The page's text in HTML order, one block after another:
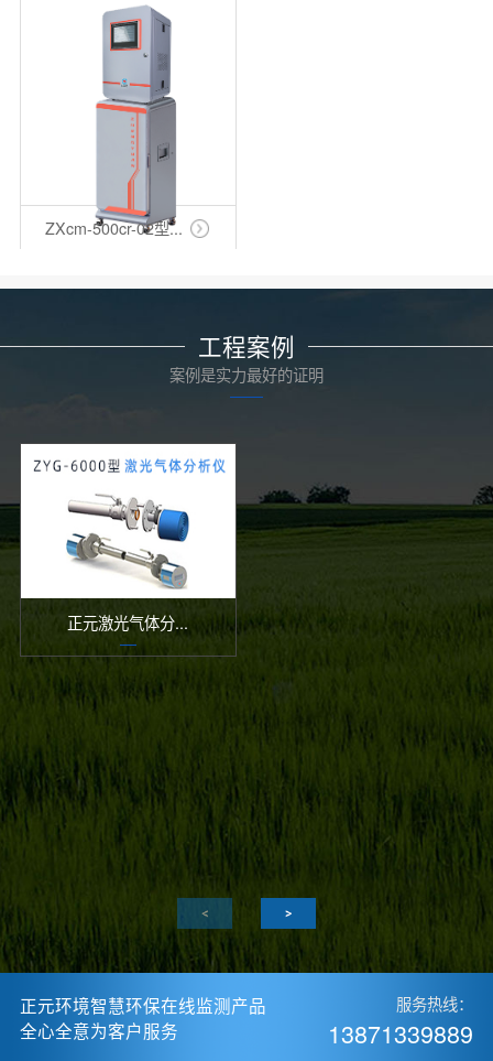
ZXcm-500cr-02型...
工程案例
案例是实力最好的证明
正元激光气体分...
正元环境智慧环保在线监测产品
全心全意为客户服务
服务热线：
13871339889